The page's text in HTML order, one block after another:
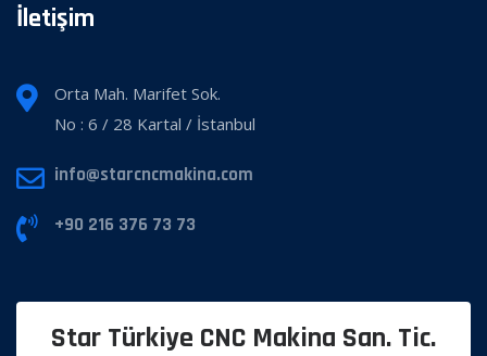
İletişim
Orta Mah. Marifet Sok.
No : 6 / 28 Kartal / İstanbul
info@starcncmakina.com
+90 216 376 73 73
Star Türkiye CNC Makina San. Tic.